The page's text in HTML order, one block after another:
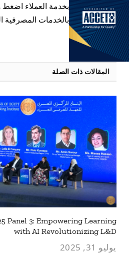
التقرير الخاص بخدمة العملاء اضغط
التقرير الخاص بالخدمات المصرفية
المقالات ذات الصلة
Panel 3: Empowering Learning
with AI Revolutionizing L&D
يوليو 31, 2025